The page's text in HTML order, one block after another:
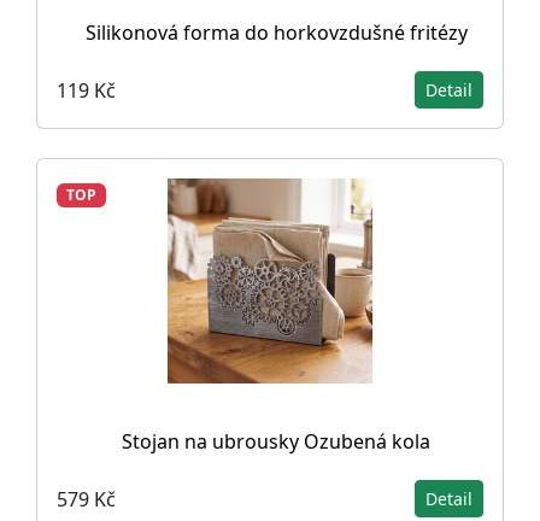
Silikonová forma do horkovzdušné fritézy
119 Kč Detail
TOP
Stojan na ubrousky Ozubená kola
579 Kč Detail